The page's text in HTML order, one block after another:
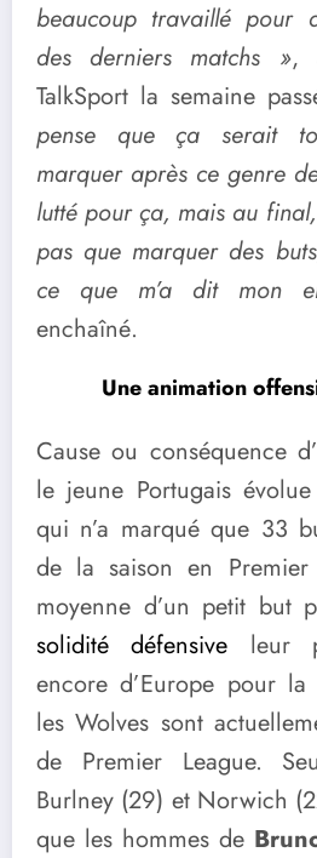
beaucoup travaillé pour
des derniers matchs »,
TalkSport la semaine
pense que ça serait
marquer après ce genre
lutté pour ça, mais au
pas que marquer des
ce que m’a dit mon
enchaîné.
Une animation
Cause ou conséquence
le jeune Portugais
qui n’a marqué que 33
de la saison en
moyenne d’un petit but
solidité défensive leur
encore d’Europe pour la
les Wolves sont
de Premier League.
Burlney (29) et Norwich
que les hommes de